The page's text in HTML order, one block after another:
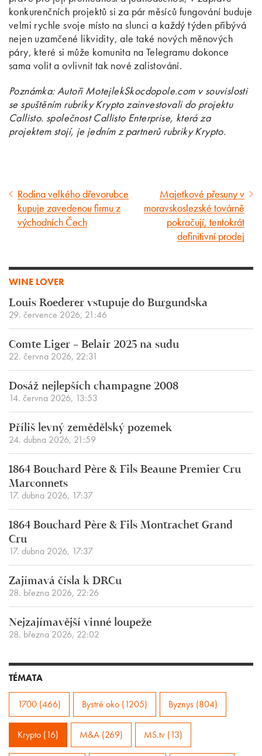
konkurenčních projektů si za pár měsíců fungování buduje
velmi rychle svoje místo na slunci a každý týden přibývá
nejen uzamčené likvidity, ale také nových měnových
páry, které si může komunita na Telegramu dokonce
sama volit a ovlivnit tak nové zalistování.
Poznámka: Autoři MotejlekSkocdopole.com v souvislosti
se spuštěním rubriky Krypto zainvestovali do projektu
Callisto. společnost Callisto Enterprise, která za
projektem stojí, je jedním z partnerů rubriky Krypto.
Předcházející
článek
Rodina velkého dřevorubce
kupuje zavedenou firmu z
východních Čech
Následující
článek
Majetkové přesuny v
moravskoslezské továrně
pokračují, tentokrát
definitivní prodej
WINE LOVER
Louis Roederer vstupuje do Burgundska
29. července 2026, 21:46
Comte Liger – Belair 2025 na sudu
22. června 2026, 22:31
Dosáž nejlepších champagne 2008
14. června 2026, 13:53
Příliš levný zemědělský pozemek
24. dubna 2026, 21:59
1864 Bouchard Père & Fils Beaune Premier Cru
Marconnets
17. dubna 2026, 17:37
1864 Bouchard Père & Fils Montrachet Grand
Cru
17. dubna 2026, 17:37
Zajímavá čísla k DRCu
28. března 2026, 22:26
Nejzajímavější vinné loupeže
28. března 2026, 22:02
TÉMATA
1700 (466) Bystré oko (1205) Byznys (804)
Krypto (16) M&A (269) MS.tv (13)